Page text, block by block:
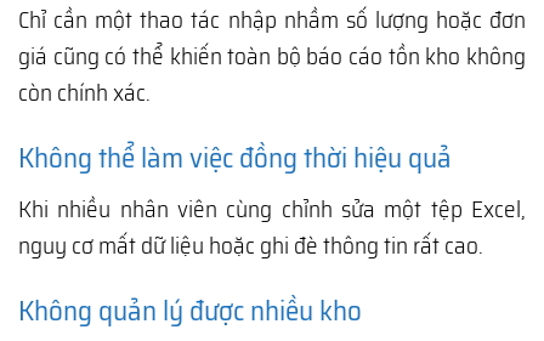
Chỉ cần một thao tác nhập nhầm số lượng hoặc đơn
giá cũng có thể khiến toàn bộ báo cáo tồn kho không
còn chính xác.
Không thể làm việc đồng thời hiệu quả
Khi nhiều nhân viên cùng chỉnh sửa một tệp Excel,
nguy cơ mất dữ liệu hoặc ghi đè thông tin rất cao.
Không quản lý được nhiều kho